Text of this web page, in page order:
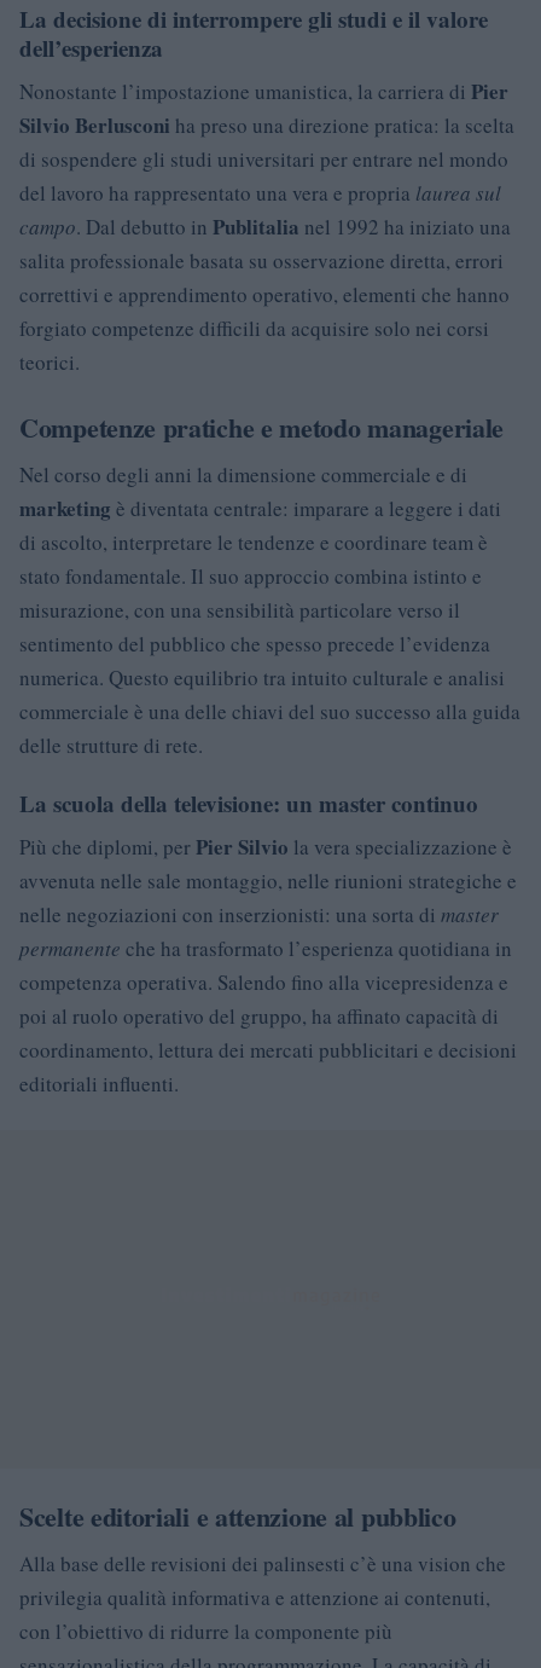
La decisione di interrompere gli studi e il valore
dell’esperienza
Nonostante l’impostazione umanistica, la carriera di Pier
Silvio Berlusconi ha preso una direzione pratica: la scelta
di sospendere gli studi universitari per entrare nel mondo
del lavoro ha rappresentato una vera e propria laurea sul
campo. Dal debutto in Publitalia nel 1992 ha iniziato una
salita professionale basata su osservazione diretta, errori
correttivi e apprendimento operativo, elementi che hanno
forgiato competenze difficili da acquisire solo nei corsi
teorici.
Competenze pratiche e metodo manageriale
Nel corso degli anni la dimensione commerciale e di
marketing è diventata centrale: imparare a leggere i dati
di ascolto, interpretare le tendenze e coordinare team è
stato fondamentale. Il suo approccio combina istinto e
misurazione, con una sensibilità particolare verso il
sentimento del pubblico che spesso precede l’evidenza
numerica. Questo equilibrio tra intuito culturale e analisi
commerciale è una delle chiavi del suo successo alla guida
delle strutture di rete.
La scuola della televisione: un master continuo
Più che diplomi, per Pier Silvio la vera specializzazione è
avvenuta nelle sale montaggio, nelle riunioni strategiche e
nelle negoziazioni con inserzionisti: una sorta di master
permanente che ha trasformato l’esperienza quotidiana in
competenza operativa. Salendo fino alla vicepresidenza e
poi al ruolo operativo del gruppo, ha affinato capacità di
coordinamento, lettura dei mercati pubblicitari e decisioni
editoriali influenti.
Scelte editoriali e attenzione al pubblico
Alla base delle revisioni dei palinsesti c’è una vision che
privilegia qualità informativa e attenzione ai contenuti,
con l’obiettivo di ridurre la componente più